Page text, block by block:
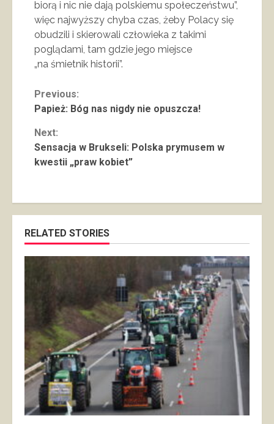
biorą i nic nie dają polskiemu społeczeństwu”,
więc najwyższy chyba czas, żeby Polacy się
obudzili i skierowali człowieka z takimi
poglądami, tam gdzie jego miejsce
„na śmietnik historii”.
Continue
Previous:
Papież: Bóg nas nigdy nie opuszcza!
Next:
Sensacja w Brukseli: Polska prymusem w
kwestii „praw kobiet”
RELATED STORIES